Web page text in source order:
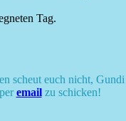
Tag.
scheut euch nicht, Gundi
emailzu schicken!